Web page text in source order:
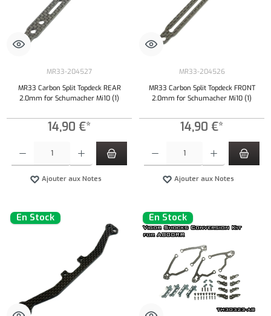
MR33-204527
MR33 Carbon Split Topdeck REAR
2.0mm for Schumacher Mi10 (1)
14,90 €*
Ajouter aux Notes
MR33-204526
MR33 Carbon Split Topdeck FRONT
2.0mm for Schumacher Mi10 (1)
14,90 €*
Ajouter aux Notes
En Stock En Stock